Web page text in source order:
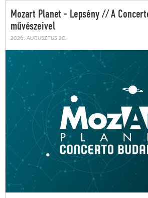
Mozart Planet - Lepsény // A
művészeivel
2026. augusztus 20.